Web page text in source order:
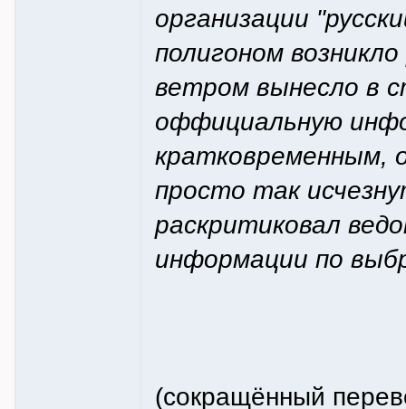
организации
полигоном
ветром вынесло в
оффициальную
кратковременным,
просто так
раскритиковал
информации по
(сокращённый